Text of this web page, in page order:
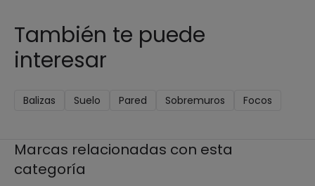
También te puede
interesar
Balizas Suelo Pared Sobremuros Focos
Marcas relacionadas con esta
categoría